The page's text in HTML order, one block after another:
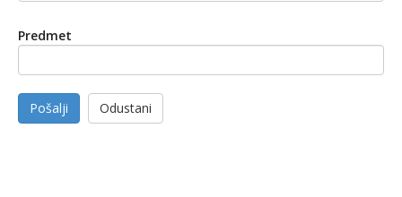
Predmet
Pošalji Odustani